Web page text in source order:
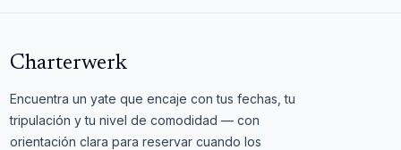
Charterwerk
Encuentra un yate que encaje con tus fechas, tu
tripulación y tu nivel de comodidad — con
orientación clara para reservar cuando los